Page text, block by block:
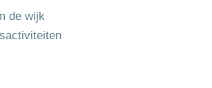
de wijk